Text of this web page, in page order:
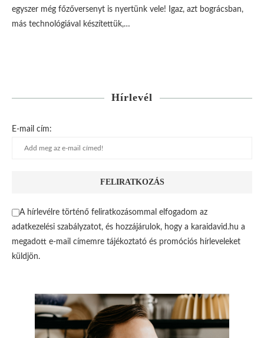
egyszer még főzőversenyt is nyertünk vele! Igaz, azt bográcsban,
más technológiával készítettük,…
Hírlevél
E-mail cím:
A hírlevélre történő feliratkozásommal elfogadom az
adatkezelési szabályzatot, és hozzájárulok, hogy a karaidavid.hu a
megadott e-mail címemre tájékoztató és promóciós hírleveleket
küldjön.